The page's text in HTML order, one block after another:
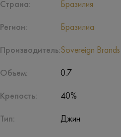
Страна:
Регион:
Производитель:
Объем:
Крепость:
Тип:
Бразилия
Бразилиа
Sovereign Brands
0.7
40%
Джин